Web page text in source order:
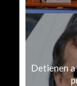
Detienen